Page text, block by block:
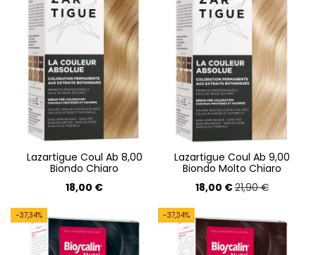
Lazartigue Coul Ab 8,00
Biondo Chiaro
18,00 €
Lazartigue Coul Ab 9,00
Biondo Molto Chiaro
18,00 €21,90 €
-37,34% -37,34%